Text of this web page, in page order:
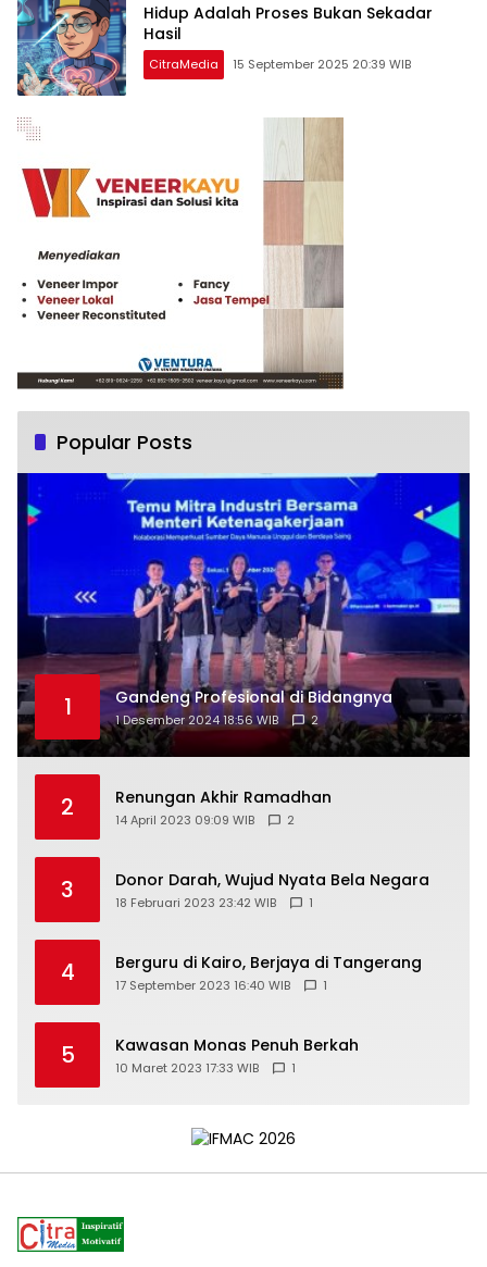
Hidup Adalah Proses Bukan Sekadar
Hasil
CitraMedia 15 September 2025 20:39 WIB
Popular Posts
1 Gandeng Profesional di Bidangnya
1 Desember 2024 18:56 WIB 2
2 Renungan Akhir Ramadhan
14 April 2023 09:09 WIB 2
3 Donor Darah, Wujud Nyata Bela Negara
18 Februari 2023 23:42 WIB 1
4 Berguru di Kairo, Berjaya di Tangerang
17 September 2023 16:40 WIB 1
5 Kawasan Monas Penuh Berkah
10 Maret 2023 17:33 WIB 1